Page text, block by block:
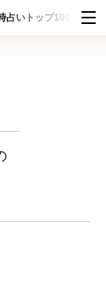
占い トップ100 スナッ